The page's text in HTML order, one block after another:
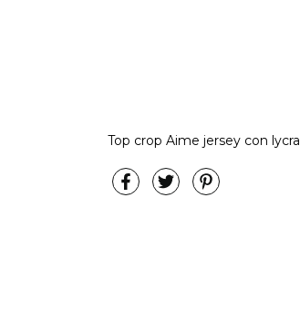
Top crop Aime jersey con lycra